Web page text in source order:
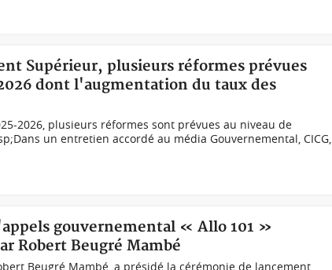
Supérieur, plusieurs réformes prévues
dont l'augmentation du taux des
2026, plusieurs réformes sont prévues au niveau de
un entretien accordé au média Gouvernemental, CICG,
gouvernemental « Allo 101 »
Robert Beugré Mambé
Beugré Mambé, a présidé la cérémonie de lancement